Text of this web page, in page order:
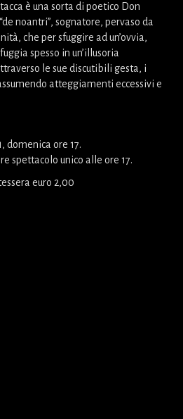
è una sorta di poetico Don
noantri”, sognatore, pervaso da
che per sfuggire ad un’ovvia,
spesso in un’illusoria
le sue discutibili gesta, i
atteggiamenti eccessivi e
domenica ore 17.
spettacolo unico alle ore 17.
euro 2,00